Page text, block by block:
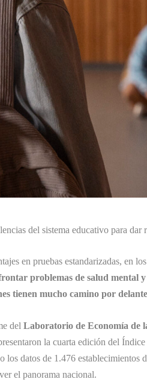
del sistema educativo para dar
en pruebas estandarizadas, en
problemas de salud mental y
tienen mucho camino por
delLaboratorio de Economía de
la cuarta edición del
los datos de 1.476 establecimientos
el panorama nacional.